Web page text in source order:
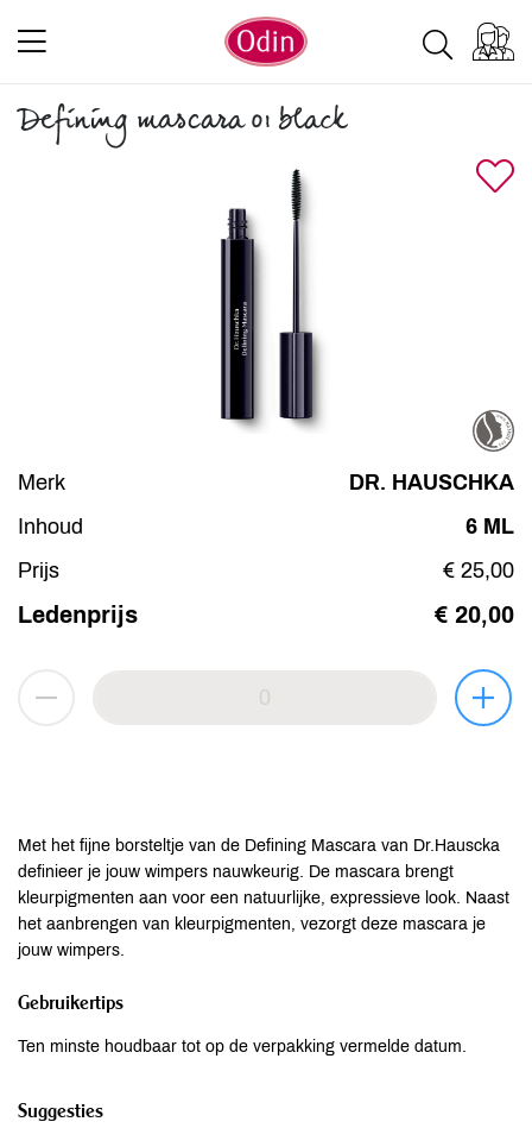
Defining mascara 01 black
Merk
DR. HAUSCHKA
Inhoud
6 ML
Prijs
€ 25,00
Ledenprijs € 20,00
Met het fijne borsteltje van de Defining Mascara van Dr.Hauscka
definieer je jouw wimpers nauwkeurig. De mascara brengt
kleurpigmenten aan voor een natuurlijke, expressieve look. Naast
het aanbrengen van kleurpigmenten, vezorgt deze mascara je
jouw wimpers.
Gebruikertips
Ten minste houdbaar tot op de verpakking vermelde datum.
Suggesties